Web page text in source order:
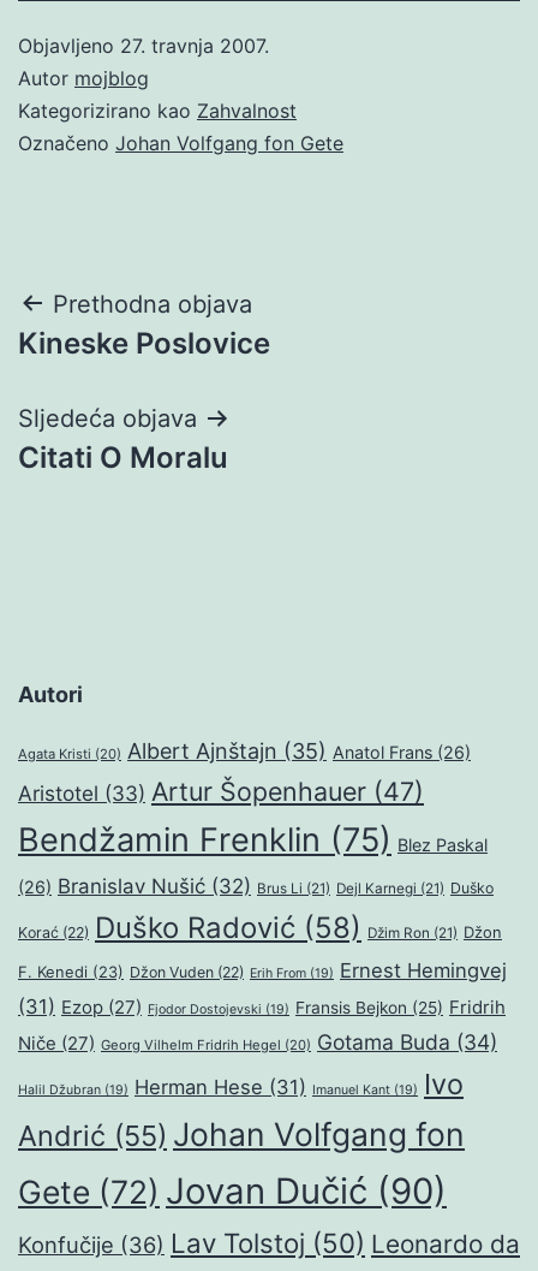
Objavljeno 27. travnja 2007.
Autor mojblog
Kategorizirano kao Zahvalnost
Označeno Johan Volfgang fon Gete
Navigacija
objava
Prethodna objava
Kineske Poslovice
Sljedeća objava
Citati O Moralu
Autori
Agata Kristi (20) Albert Ajnštajn (35) Anatol Frans (26)
Aristotel (33) Artur Šopenhauer (47)
Bendžamin Frenklin (75) Blez Paskal
(26) Branislav Nušić (32) Brus Li (21) Dejl Karnegi (21) Duško
Korać (22) Duško Radović (58) Džim Ron (21) Džon
F. Kenedi (23) Džon Vuden (22) Erih From (19) Ernest Hemingvej
(31) Ezop (27) Fjodor Dostojevski (19) Fransis Bejkon (25) Fridrih
Niče (27) Georg Vilhelm Fridrih Hegel (20) Gotama Buda (34)
Halil Džubran (19) Herman Hese (31) Imanuel Kant (19)
Ivo
Andrić (55) Johan Volfgang fon
Gete (72) Jovan Dučić (90)
Konfučije (36) Lav Tolstoj (50) Leonardo da